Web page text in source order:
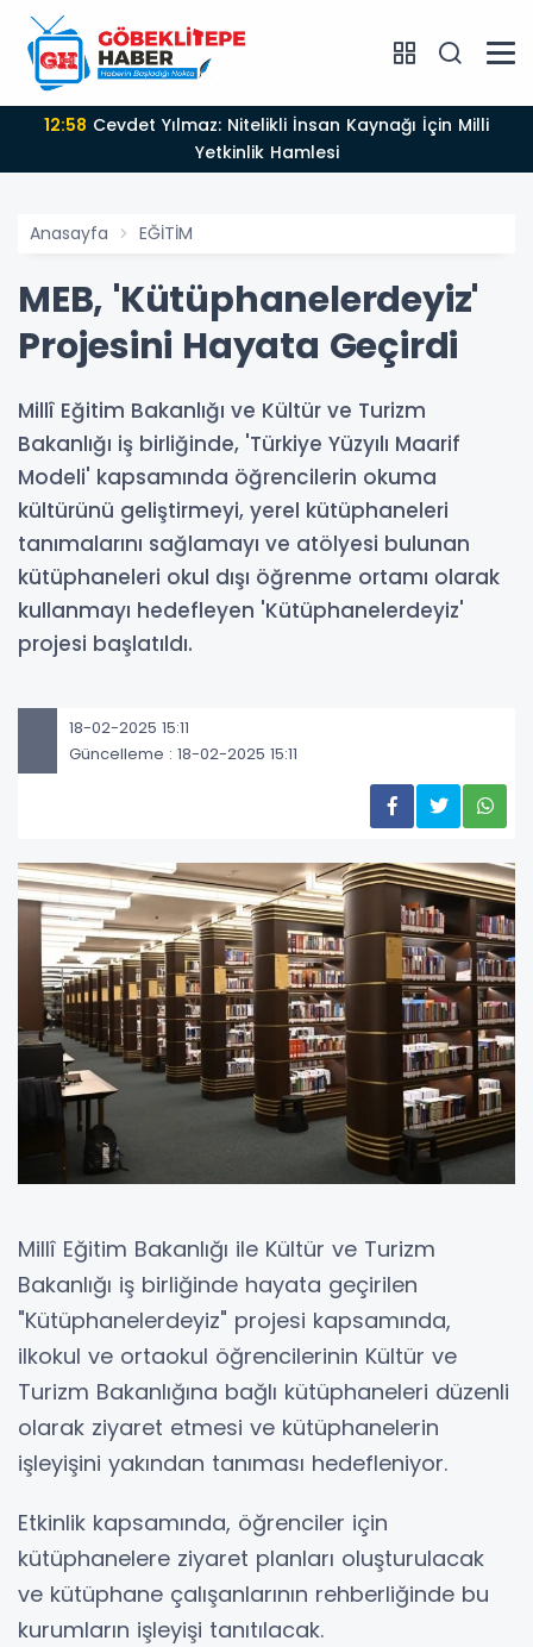
12:58
Yetkinlik Hamlesi
Anasayfa EĞİTİM
MEB, 'Kütüphanelerdeyiz'
Projesini Hayata Geçirdi
Millî Eğitim Bakanlığı ve Kültür ve Turizm
Bakanlığı iş birliğinde, 'Türkiye Yüzyılı Maarif
Modeli' kapsamında öğrencilerin okuma
kültürünü geliştirmeyi, yerel kütüphaneleri
tanımalarını sağlamayı ve atölyesi bulunan
kütüphaneleri okul dışı öğrenme ortamı olarak
kullanmayı hedefleyen 'Kütüphanelerdeyiz'
projesi başlatıldı.
18-02-2025 15:11
Güncelleme : 18-02-2025 15:11
Millî Eğitim Bakanlığı ile Kültür ve Turizm
Bakanlığı iş birliğinde hayata geçirilen
"Kütüphanelerdeyiz" projesi kapsamında,
ilkokul ve ortaokul öğrencilerinin Kültür ve
Turizm Bakanlığına bağlı kütüphaneleri düzenli
olarak ziyaret etmesi ve kütüphanelerin
işleyişini yakından tanıması hedefleniyor.
Etkinlik kapsamında, öğrenciler için
kütüphanelere ziyaret planları oluşturulacak
ve kütüphane çalışanlarının rehberliğinde bu
kurumların işleyişi tanıtılacak.